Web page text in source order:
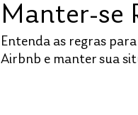
Manter-se
Entenda as regras
Airbnb e manter sua